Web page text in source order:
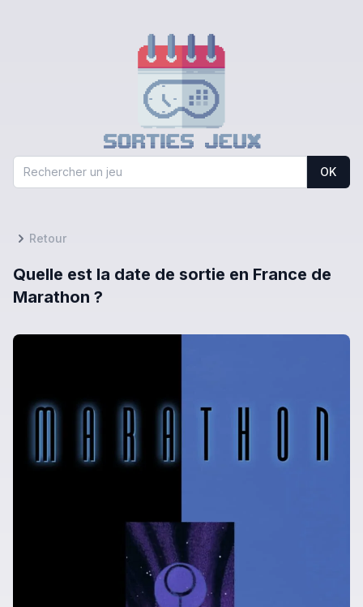
OK
Retour
Quelle est la date de sortie en France de
Marathon ?